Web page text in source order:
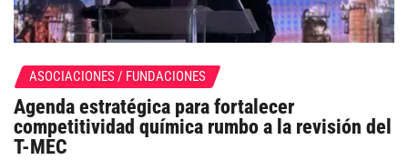
ASOCIACIONES / FUNDACIONES
Agenda estratégica para fortalecer
competitividad química rumbo a la revisión del
T-MEC